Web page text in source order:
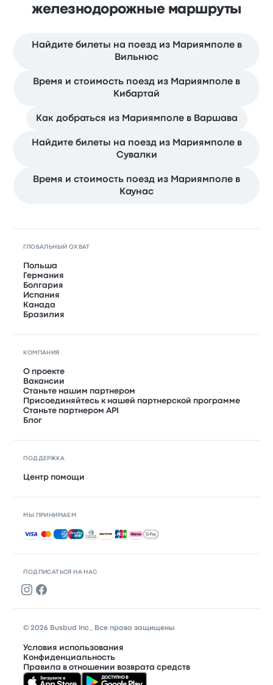
железнодорожные маршруты
Найдите билеты на поезд из Мариямполе в
Вильнюс
Время и стоимость поезд из Мариямполе в
Кибартай
Как добраться из Мариямполе в Варшава
Найдите билеты на поезд из Мариямполе в
Сувалки
Время и стоимость поезд из Мариямполе в
Каунас
ПОДПИСАТЬСЯ НА НАС
ГЛОБАЛЬНЫЙ ОХВАТ
Польша
Германия
Болгария
Испания
Канада
Бразилия
КОМПАНИЯ
О проекте
Вакансии
Станьте нашим партнером
Присоединяйтесь к нашей партнерской программе
Станьте партнером API
Блог
ПОДДЕРЖКА
Центр помощи
МЫ ПРИНИМАЕМ
Принимаемые способы оплаты
© 2026 Busbud Inc., Все права защищены
Условия использования
Конфиденциальность
Правила в отношении возврата средств